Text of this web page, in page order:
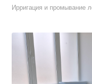
Ирригация и промывание